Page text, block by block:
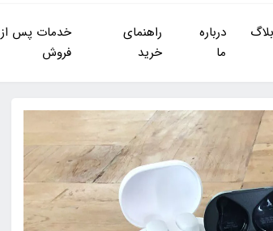
درباره
ما
راهنمای
خرید
خدمات پس از
فروش